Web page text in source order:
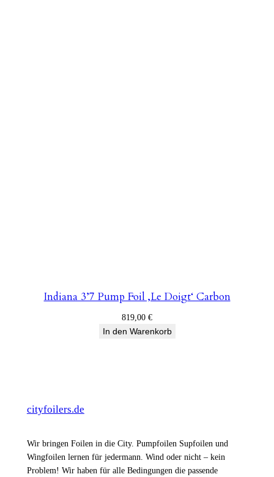
Indiana 3’7 Pump Foil ‚Le Doigt‘ Carbon
819,00 €
In den Warenkorb
cityfoilers.de
Wir bringen Foilen in die City. Pumpfoilen Supfoilen und
Wingfoilen lernen für jedermann. Wind oder nicht – kein
Problem! Wir haben für alle Bedingungen die passende